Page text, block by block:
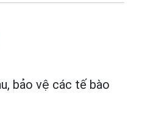
bảo vệ các tế bào